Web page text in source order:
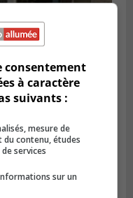
consentement
à caractère
suivants :
mesure de
contenu, études
services
sur un